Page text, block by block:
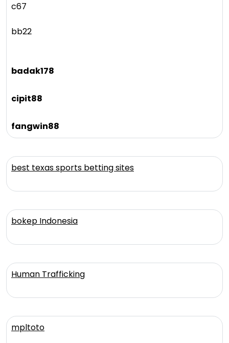
c67
bb22
badak178
cipit88
fangwin88
best texas sports betting sites
bokep Indonesia
Human Trafficking
mpltoto